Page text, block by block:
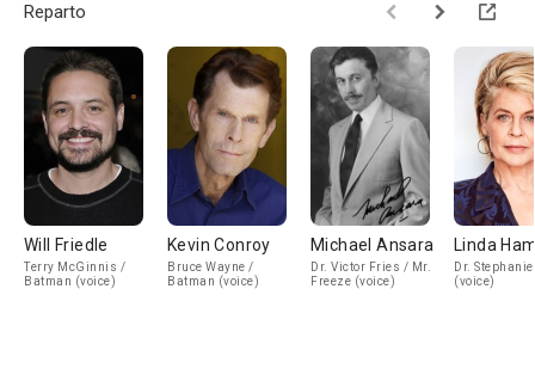
Reparto
Will Friedle
Terry McGinnis /
Batman (voice)
Kevin Conroy
Bruce Wayne /
Batman (voice)
Michael Ansara
Dr. Victor Fries / Mr.
Freeze (voice)
Linda
Dr.
(voice)